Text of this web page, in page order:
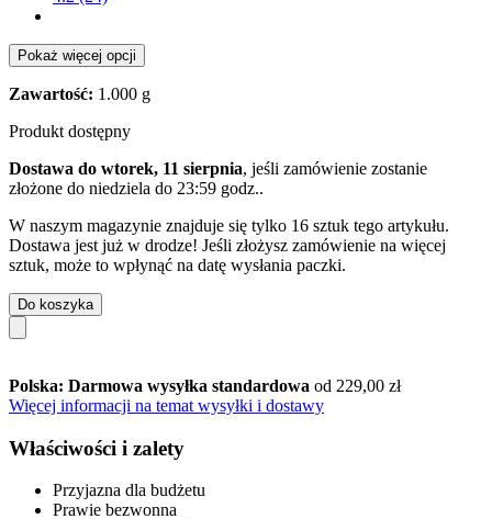
Pokaż więcej opcji
Zawartość: 1.000 g
Produkt dostępny
Dostawa do wtorek, 11 sierpnia, jeśli zamówienie zostanie
złożone do niedziela do 23:59 godz..
W naszym magazynie znajduje się tylko 16 sztuk tego artykułu.
Dostawa jest już w drodze! Jeśli złożysz zamówienie na więcej
sztuk, może to wpłynąć na datę wysłania paczki.
Do koszyka
Polska: Darmowa wysyłka standardowa od 229,00 zł
Więcej informacji na temat wysyłki i dostawy
Właściwości i zalety
Przyjazna dla budżetu
Prawie bezwonna